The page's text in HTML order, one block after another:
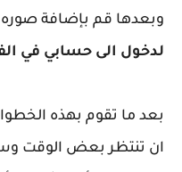
وبعدها قم بإضافة صوره
لدخول الى حسابي في
بعد ما تقوم بهذه
ان تنتظر بعض الوقت